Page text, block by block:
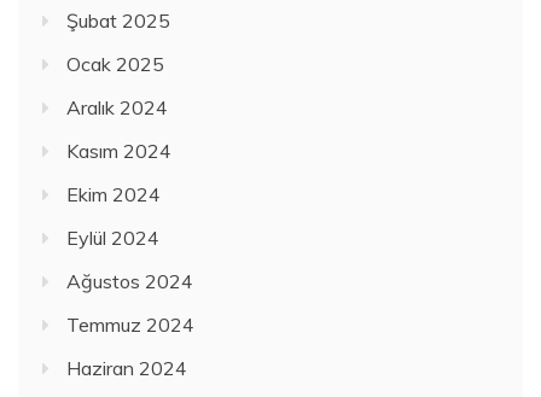
Şubat 2025
Ocak 2025
Aralık 2024
Kasım 2024
Ekim 2024
Eylül 2024
Ağustos 2024
Temmuz 2024
Haziran 2024